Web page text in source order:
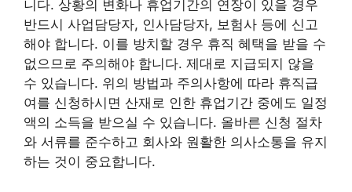
니다. 상황의 변화나 휴업기간의 연장이 있을 경우
반드시 사업담당자, 인사담당자, 보험사 등에 신고
해야 합니다. 이를 방치할 경우 휴직 혜택을 받을 수
없으므로 주의해야 합니다. 제대로 지급되지 않을
수 있습니다. 위의 방법과 주의사항에 따라 휴직급
여를 신청하시면 산재로 인한 휴업기간 중에도 일정
액의 소득을 받으실 수 있습니다. 올바른 신청 절차
와 서류를 준수하고 회사와 원활한 의사소통을 유지
하는 것이 중요합니다.